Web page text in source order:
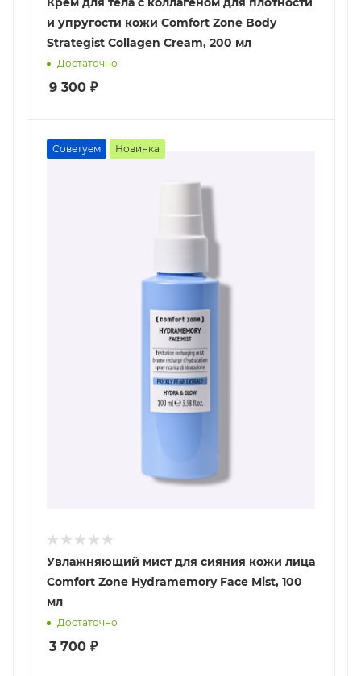
и упругости кожи Comfort Zone Body
Strategist Collagen Cream, 200 мл
Достаточно
9 300 ₽
Советуем Новинка
Увлажняющий мист для сияния кожи лица
Comfort Zone Hydramemory Face Mist, 100
мл
Достаточно
3 700 ₽